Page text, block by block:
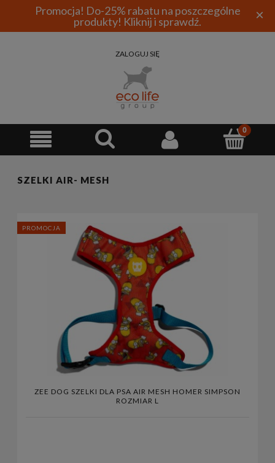
Promocja! Do-25% rabatu na poszczególne
produkty! Kliknij i sprawdź.
×
ZALOGUJ SIĘ
SZELKI AIR- MESH
ZEE DOG SZELKI DLA PSA AIR MESH HOMER SIMPSON
ROZMIAR L
PROMOCJA